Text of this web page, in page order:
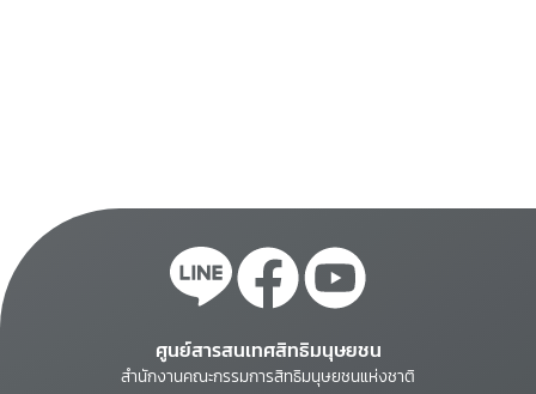
ศูนย์สารสนเทศสิทธิมนุษยชน
สำนักงานคณะกรรมการสิทธิมนุษยชนแห่งชาติ